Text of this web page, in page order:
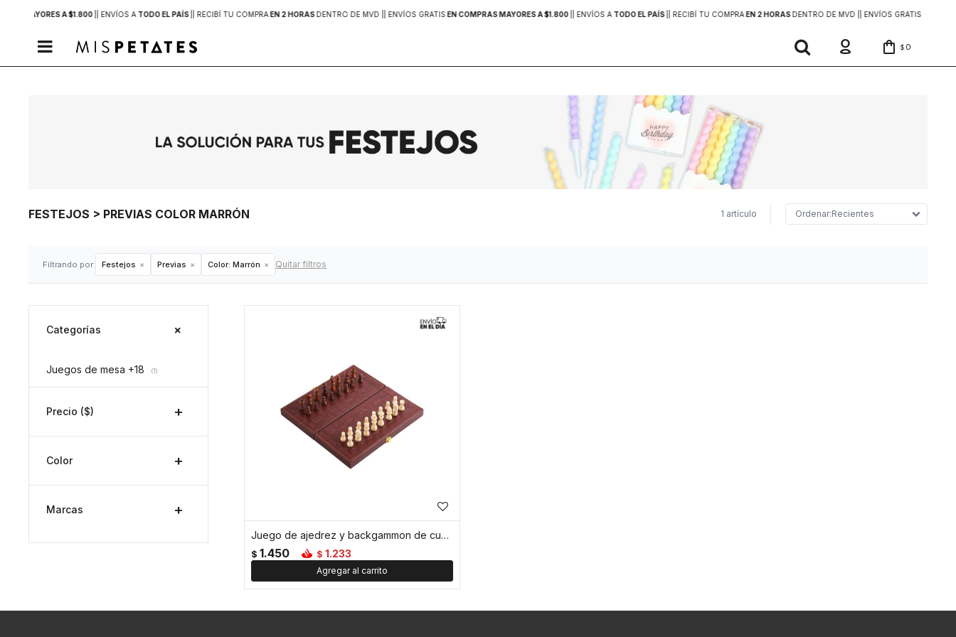
MAYORES A $1.800 | ENVÍOS A TODO EL PAÍS | RECIBÍ TU COMPRAEN 2 HORASDENTRO DE MVD | | ENVÍOS GRATISEN COMPRAS MAYORES A $1.800 | ENVÍOS A TODO EL PAÍS | RECIBÍ TU COMPRAEN 2 HORASDENTRO DE MVD | | ENVÍOS GRATIS
 $ 0
FESTEJOS > PREVIAS COLOR MARRÓN 1 artículo Recientes
Filtrando por: Festejos Previas Color: Marrón Quitar filtros
Juego de ajedrez y backgammon de cuerina - Marron
$ 1.450 $ 1.233
Categorías
Juegos de mesa +18 (1)
Precio ($)
Color
Marcas